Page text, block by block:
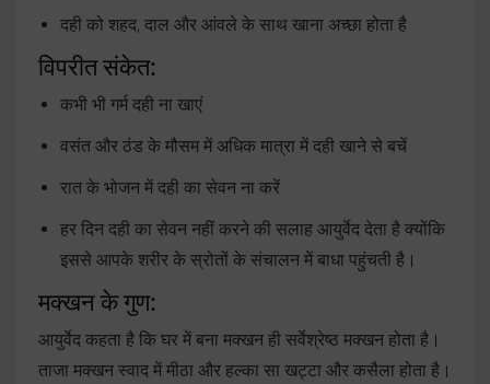
दही को शहद, दाल और आंवले के साथ खाना अच्छा होता है
विपरीत संकेत:
कभी भी गर्म दही ना खाएं
वसंत और ठंड के मौसम में अधिक मात्रा में दही खाने से बचें
रात के भोजन में दही का सेवन ना करें
हर दिन दही का सेवन नहीं करने की सलाह आयुर्वेद देता है क्योंकि
इससे आपके शरीर के स्रोतों के संचालन में बाधा पहुंचती है।
मक्खन के गुण:
आयुर्वेद कहता है कि घर में बना मक्खन ही सर्वेश्रेष्ठ मक्खन होता है।
ताजा मक्खन स्वाद में मीठा और हल्का सा खट्टा और कसैला होता है।